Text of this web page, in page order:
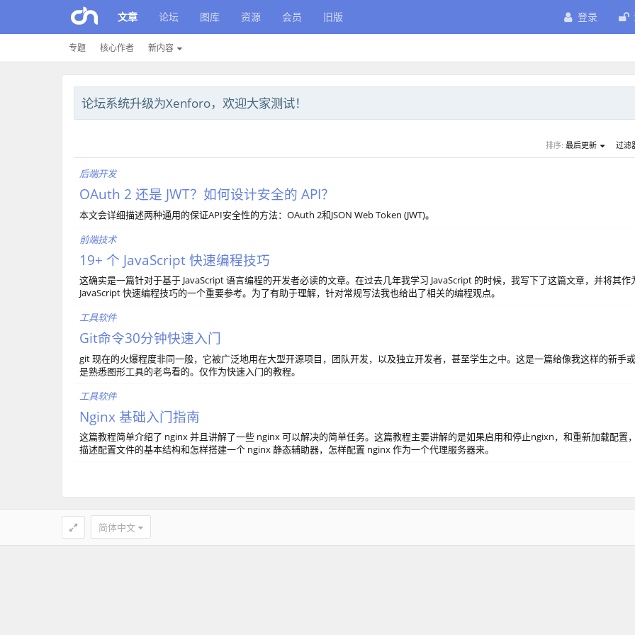
文章
专题 核心作者 新内容
论坛 图库 资源 会员 旧版 登录
论坛系统升级为Xenforo，欢迎大家测试！
排序: 最后更新 过滤
后端开发
OAuth 2 还是 JWT？如何设计安全的 API？
本文会详细描述两种通用的保证API安全性的方法：OAuth 2和JSON Web Token (JWT)。
前端技术
19+ 个 JavaScript 快速编程技巧
这确实是一篇针对于基于 JavaScript 语言编程的开发者必读的文章。在过去几年我学习 JavaScript 的时候，我写下了这篇文章，并将其作
JavaScript 快速编程技巧的一个重要参考。为了有助于理解，针对常规写法我也给出了相关的编程观点。
工具软件
Git命令30分钟快速入门
git 现在的火爆程度非同一般，它被广泛地用在大型开源项目，团队开发，以及独立开发者，甚至学生之中。这是一篇给像我这样的新手
是熟悉图形工具的老鸟看的。仅作为快速入门的教程。
工具软件
Nginx 基础入门指南
这篇教程简单介绍了 nginx 并且讲解了一些 nginx 可以解决的简单任务。这篇教程主要讲解的是如果启用和停止ngixn，和重新加载配置
描述配置文件的基本结构和怎样搭建一个 nginx 静态辅助器，怎样配置 nginx 作为一个代理服务器来。
简体中文